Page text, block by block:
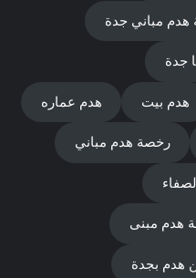
مباني جدة
جدة
هدم بيت هدم عماره
رخصة هدم مباني
هدم مبنى
هدم بجدة